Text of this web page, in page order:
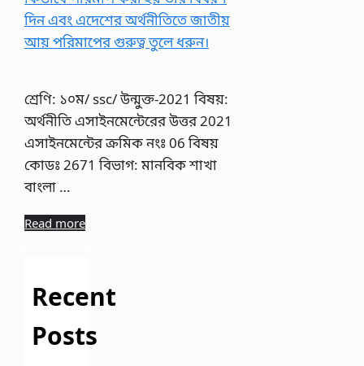
শ্রেণি: ১০ম/ ssc/ উন্মুক্ত-2021 বিষয়:
অর্থনীতি এসাইনমেন্টেরের উত্তর 2021
এসাইনমেন্টের ক্রমিক নংঃ 06 বিষয়
কোডঃ 2671 বিভাগ: মানবিক শাখা
বাংলা …
Read more
Recent
Posts